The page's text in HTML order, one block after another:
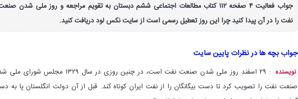
جواب فعالیت ۴ صفحه ۱۱۲ کتاب مطالعات اجتماعی ششم دبستان به تقویم مراجعه و روز ملی شدن
نفت را در آن پیدا کنید چرا این روز تعطیل رسمی است از سایت نکس لود دریافت کنید.
جواب بچه ها در نظرات پایین سایت
نویسنده
: ۲۹ اسفند روز ملی شدن صنعت نفت است، در چنین روزی در سال ۱۳۲۹ مجلس
صنعت نفت را تصویب کرد تا دست بیگانگان را از نفت ایران کوتاه کند. قبل از آن دولت انگلستان پا به